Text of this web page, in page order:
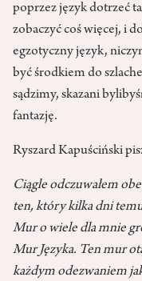
poprzez język dotrzeć
zobaczyć coś więcej, i
egzotyczny język,
być środkiem do
sądzimy, skazani
fantazję.
Ryszard Kapuściński
Ciągle odczuwałem
ten, który kilka dni
Mur o wiele dla mnie
Mur Języka. Ten mur
każdym odezwaniem